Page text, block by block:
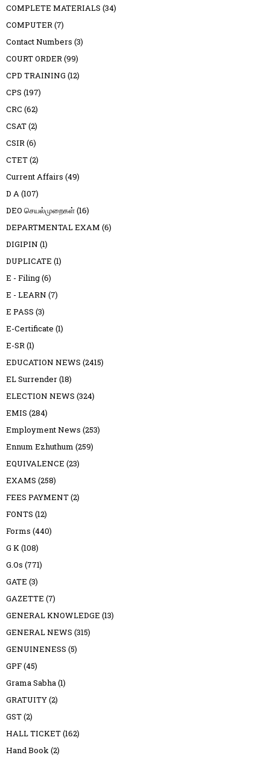
COMPLETE MATERIALS (34)
COMPUTER(7)
Contact Numbers (3)
COURT ORDER(99)
CPD TRAINING (12)
CPS (197)
CRC (62)
CSAT(2)
CSIR(6)
CTET(2)
Current Affairs (49)
D A(107)
DEO செயல்முறைகள்(16)
DEPARTMENTAL EXAM (6)
DIGIPIN (1)
DUPLICATE (1)
E - Filing(6)
E - LEARN (7)
E PASS (3)
E-Certificate (1)
E-SR(1)
EDUCATION NEWS (2415)
EL Surrender(18)
ELECTION NEWS (324)
EMIS (284)
Employment News (253)
Ennum Ezhuthum (259)
EQUIVALENCE (23)
EXAMS (258)
FEES PAYMENT(2)
FONTS (12)
Forms (440)
G K(108)
G.Os (771)
GATE (3)
GAZETTE (7)
GENERAL KNOWLEDGE (13)
GENERAL NEWS (315)
GENUINENESS (5)
GPF(45)
Grama Sabha(1)
GRATUITY(2)
GST(2)
HALL TICKET(162)
Hand Book(2)